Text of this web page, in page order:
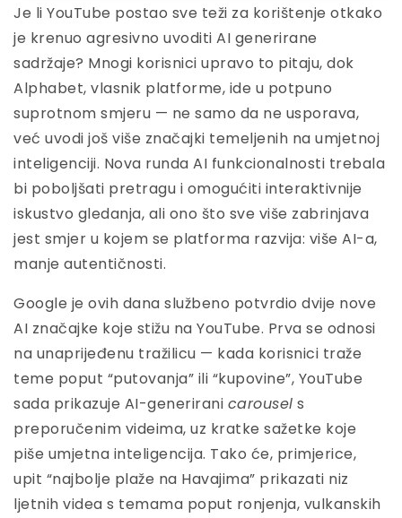
Je li YouTube postao sve teži za korištenje otkako
je krenuo agresivno uvoditi AI generirane
sadržaje? Mnogi korisnici upravo to pitaju, dok
Alphabet, vlasnik platforme, ide u potpuno
suprotnom smjeru — ne samo da ne usporava,
već uvodi još više značajki temeljenih na umjetnoj
inteligenciji. Nova runda AI funkcionalnosti trebala
bi poboljšati pretragu i omogućiti interaktivnije
iskustvo gledanja, ali ono što sve više zabrinjava
jest smjer u kojem se platforma razvija: više AI-a,
manje autentičnosti.
Google je ovih dana službeno potvrdio dvije nove
AI značajke koje stižu na YouTube. Prva se odnosi
na unaprijeđenu tražilicu — kada korisnici traže
teme poput “putovanja” ili “kupovine”, YouTube
sada prikazuje AI-generirani carousel s
preporučenim videima, uz kratke sažetke koje
piše umjetna inteligencija. Tako će, primjerice,
upit “najbolje plaže na Havajima” prikazati niz
ljetnih videa s temama poput ronjenja, vulkanskih